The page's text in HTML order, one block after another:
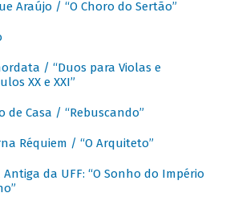
Araújo / “O Choro do Sertão”
/ “Duos para Violas e
XX e XXI”
de Casa / “Rebuscando”
Réquiem / “O Arquiteto”
Antiga da UFF: “O Sonho do Império